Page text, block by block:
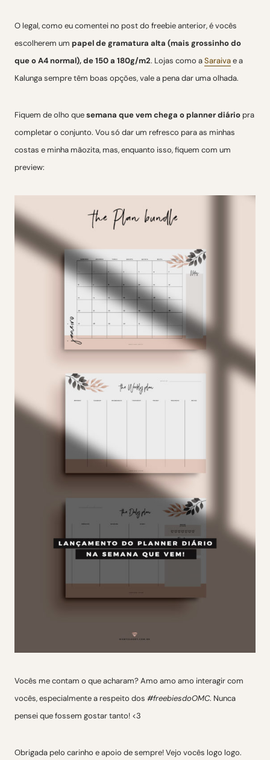
O legal, como eu comentei no post do freebie anterior, é vocês
escolherem um papel de gramatura alta (mais grossinho do
que o A4 normal), de 150 a 180g/m2. Lojas como aSaraivae a
Kalunga sempre têm boas opções, vale a pena dar uma olhada.
Fiquem de olho quesemana que vem chega o planner diário pra
completar o conjunto. Vou só dar um refresco para as minhas
costas e minha mãozita, mas, enquanto isso, fiquem com um
preview:
Vocês me contam o que acharam? Amo amo amo interagir com
vocês, especialmente a respeito dos #freebiesdoOMC. Nunca
pensei que fossem gostar tanto! <3
Obrigada pelo carinho e apoio de sempre! Vejo vocês logo logo.